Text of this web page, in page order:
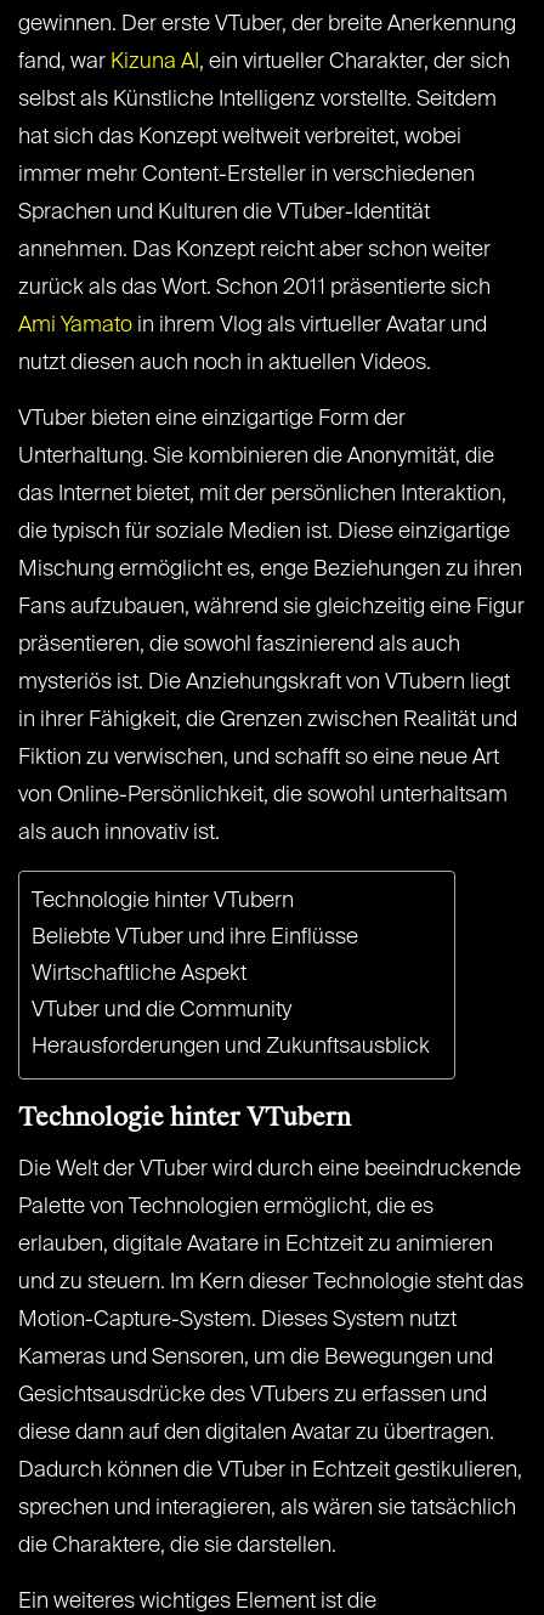
gewinnen. Der erste VTuber, der breite Anerkennung
fand, war Kizuna AI , ein virtueller Charakter, der sich
selbst als Künstliche Intelligenz vorstellte. Seitdem
hat sich das Konzept weltweit verbreitet, wobei
immer mehr Content-Ersteller in verschiedenen
Sprachen und Kulturen die VTuber-Identität
annehmen. Das Konzept reicht aber schon weiter
zurück als das Wort. Schon 2011 präsentierte sich
Ami Yamato in ihrem Vlog als virtueller Avatar und
nutzt diesen auch noch in aktuellen Videos.
VTuber bieten eine einzigartige Form der
Unterhaltung. Sie kombinieren die Anonymität, die
das Internet bietet, mit der persönlichen Interaktion,
die typisch für soziale Medien ist. Diese einzigartige
Mischung ermöglicht es, enge Beziehungen zu ihren
Fans aufzubauen, während sie gleichzeitig eine Figur
präsentieren, die sowohl faszinierend als auch
mysteriös ist. Die Anziehungskraft von VTubern liegt
in ihrer Fähigkeit, die Grenzen zwischen Realität und
Fiktion zu verwischen, und schafft so eine neue Art
von Online-Persönlichkeit, die sowohl unterhaltsam
als auch innovativ ist.
Technologie hinter VTubern
Beliebte VTuber und ihre Einflüsse
Wirtschaftliche Aspekt
VTuber und die Community
Herausforderungen und Zukunftsausblick
Technologie hinter VTubern
Die Welt der VTuber wird durch eine beeindruckende
Palette von Technologien ermöglicht, die es
erlauben, digitale Avatare in Echtzeit zu animieren
und zu steuern. Im Kern dieser Technologie steht das
Motion-Capture-System. Dieses System nutzt
Kameras und Sensoren, um die Bewegungen und
Gesichtsausdrücke des VTubers zu erfassen und
diese dann auf den digitalen Avatar zu übertragen.
Dadurch können die VTuber in Echtzeit gestikulieren,
sprechen und interagieren, als wären sie tatsächlich
die Charaktere, die sie darstellen.
Ein weiteres wichtiges Element ist die